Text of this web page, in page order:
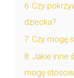
6 Czy
dziecka?
7 Czy mogę
8 Jakie inne
mogę